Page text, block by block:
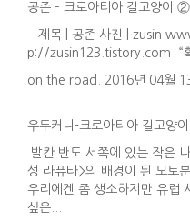
공존 – 크로아티아 길고양이 ②
제목 | 공존 사진 | zusin
p://zusin123.tistory.com “확
on the road. 2016년 04월
우두커니-크로아티아 길고양
발칸 반도 서쪽에 있는 작은
성 라퓨타>의 배경이 된 모토
우리에겐 좀 생소하지만 유럽
싶은...